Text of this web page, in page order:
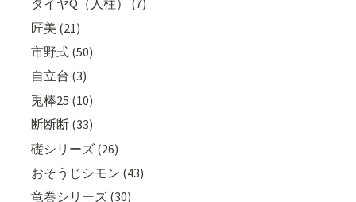
タイヤQ（人柱） (7)
匠美 (21)
市野式 (50)
自立台 (3)
兎棒25 (10)
断断断 (33)
礎シリーズ (26)
おそうじシモン (43)
竜巻シリーズ (30)